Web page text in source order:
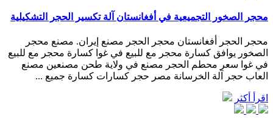
محجر الصخور التجميعية في أفغانستان آلة تكسير الحجر التشكيلية
محجر الحجر أفغانستان محجر الحجر مصنع إيران. مصنع محجر
الصخور يوافق كسارة محجر مع للبيع في غوا كسارة محجر مع للبيع
في غوا سعر محطم الحجر مصنع في ولاية طحن مصنعين مصنع
العاب حجر آلة الخرسانة مصر حجر كسارات كسارة جميع ...
اقرأ أكثر